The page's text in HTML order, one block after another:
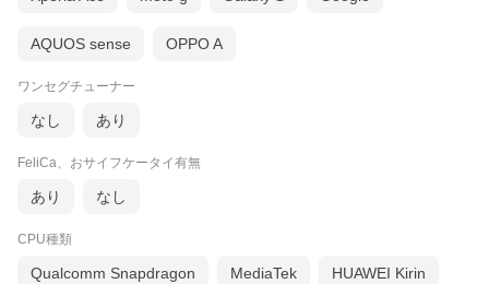
AQUOS sense OPPO A
ワンセグチューナー
なし あり
FeliCa、おサイフケータイ有無
あり なし
CPU種類
Qualcomm Snapdragon MediaTek HUAWEI Kirin